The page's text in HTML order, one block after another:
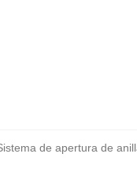
de apertura de